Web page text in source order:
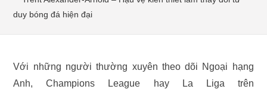
duy bóng đá hiện đại
Với những người thường xuyên theo dõi Ngoại hạng
Anh, Champions League hay La Liga trên